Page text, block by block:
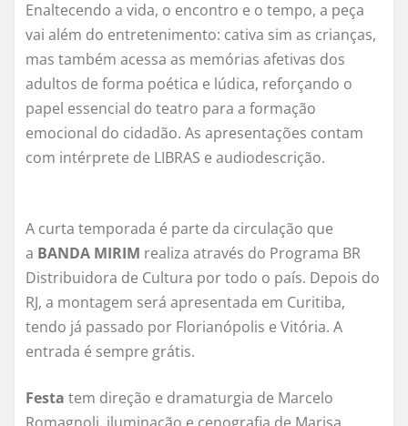
Enaltecendo a vida, o encontro e o tempo, a peça
vai além do entretenimento: cativa sim as crianças,
mas também acessa as memórias afetivas dos
adultos de forma poética e lúdica, reforçando o
papel essencial do teatro para a formação
emocional do cidadão. As apresentações contam
com intérprete de LIBRAS e audiodescrição.
A curta temporada é parte da circulação que
a BANDA MIRIM realiza através do Programa BR
Distribuidora de Cultura por todo o país. Depois do
RJ, a montagem será apresentada em Curitiba,
tendo já passado por Florianópolis e Vitória. A
entrada é sempre grátis.
Festa tem direção e dramaturgia de Marcelo